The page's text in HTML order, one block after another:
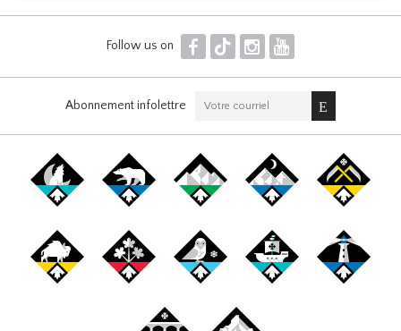
Follow us on F T I Y
Abonnement infolettre